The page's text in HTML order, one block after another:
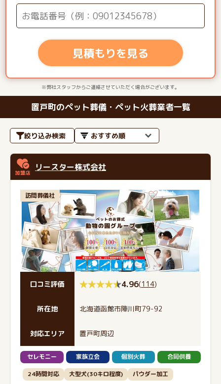
見積もりを見る
※弊社スタッフからご連絡させていただく場合がございます。
置戸町のペット葬儀・ペット火葬業者一覧
絞り込み検索
リースター株式会社
訪問葬儀社
口コミ評価 4.96(114)
所在地 北海道函館市陣川町79-92
対応エリア 置戸町周辺
セレモニー 家族立会 個別火葬 合同供養
24時間対応 大型犬(30キロ程度) パウダー加工